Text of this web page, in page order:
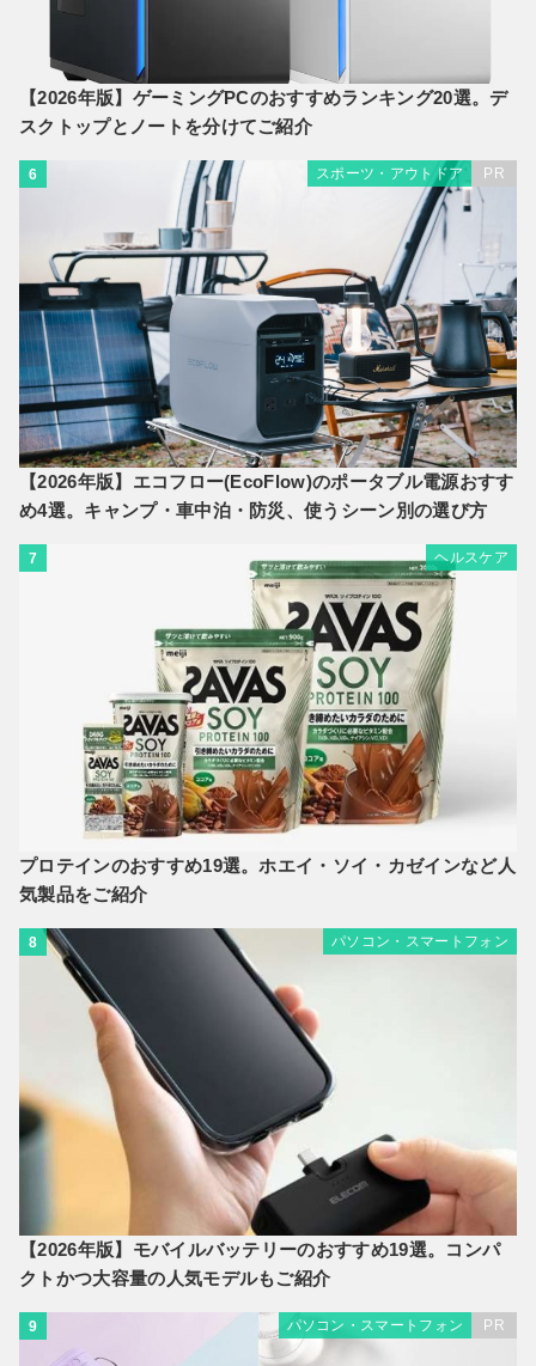
【2026年版】ゲーミングPCのおすすめランキング20選。デ
スクトップとノートを分けてご紹介
6 スポーツ・アウトドア PR
【2026年版】エコフロー(EcoFlow)のポータブル電源おすす
め4選。キャンプ・車中泊・防災、使うシーン別の選び方
7 ヘルスケア
プロテインのおすすめ19選。ホエイ・ソイ・カゼインなど人
気製品をご紹介
8 パソコン・スマートフォン
【2026年版】モバイルバッテリーのおすすめ19選。コンパ
クトかつ大容量の人気モデルもご紹介
9 パソコン・スマートフォン PR